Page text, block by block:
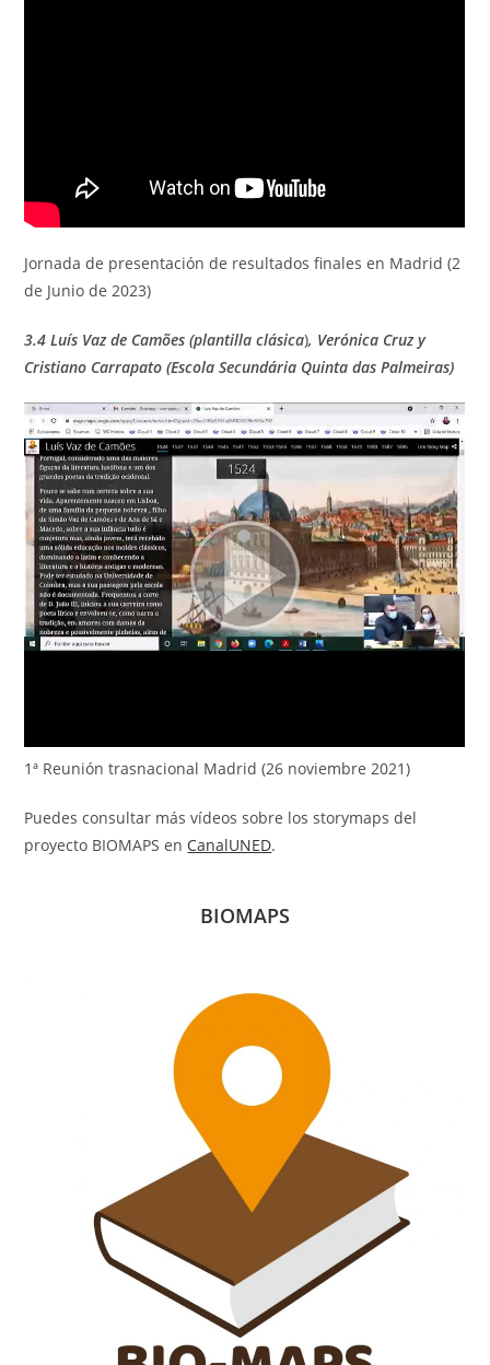
Jornada de presentación de resultados finales en Madrid (2
de Junio de 2023)
3.4 Luís Vaz de Camões (plantillaclásica), Verónica Cruz y
Cristiano Carrapato (Escola Secundária Quinta das Palmeiras)
1ª Reunión trasnacional Madrid (26 noviembre 2021)
Puedes consultar más vídeos sobre los storymaps del
proyecto BIOMAPS en CanalUNED.
BIOMAPS